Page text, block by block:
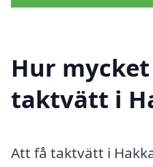
Hur
taktvätt i
Att få taktvätt i